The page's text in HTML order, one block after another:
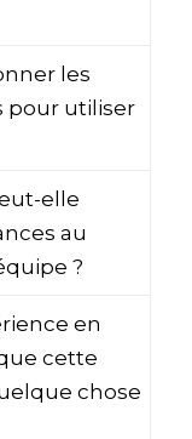
les
pour utiliser
elle
au
?
en
cette
chose